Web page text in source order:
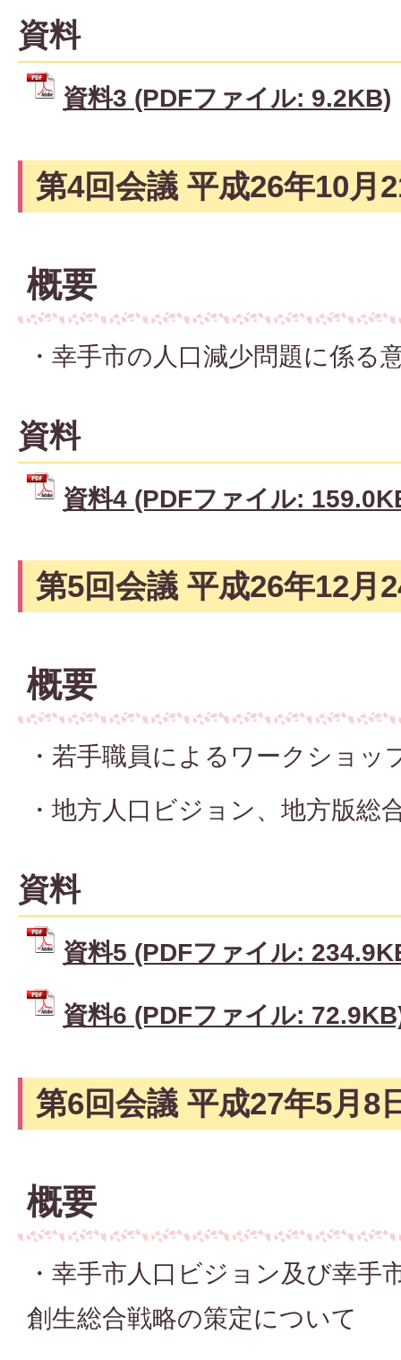
資料
資料3 (PDFファイル: 9.2KB)
第4回会議 平成26年10月
概要
・幸手市の人口減少問題に係る
資料
資料4 (PDFファイル:
第5回会議 平成26年12月
概要
・若手職員によるワークショッ
・地方人口ビジョン、地方版総
資料
資料5 (PDFファイル:
資料6 (PDFファイル:
第6回会議 平成27年5月8
概要
・幸手市人口ビジョン及び幸手
創生総合戦略の策定について